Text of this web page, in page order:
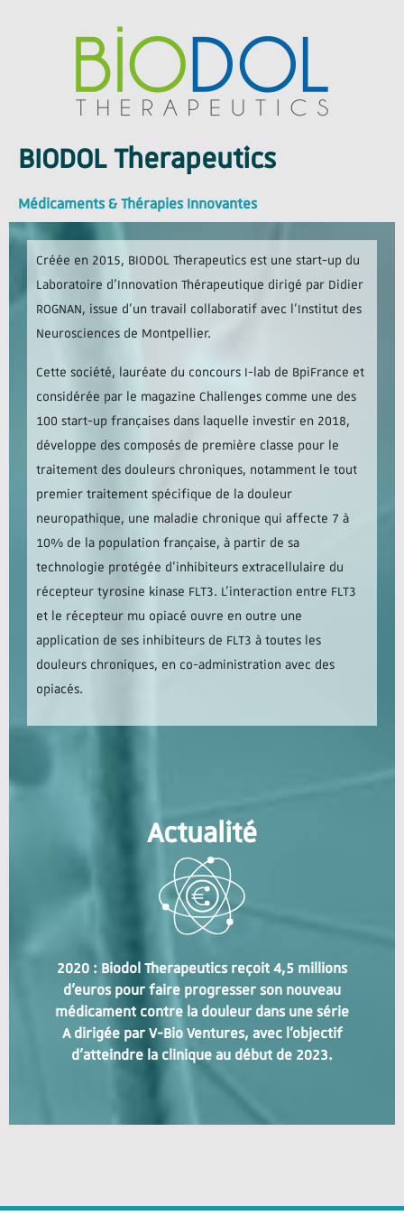
BIODOL Therapeutics
Médicaments & Thérapies Innovantes
Créée en 2015, BIODOL Therapeutics est une start-up du
Laboratoire d’Innovation Thérapeutique dirigé par Didier
ROGNAN, issue d’un travail collaboratif avec l’Institut des
Neurosciences de Montpellier.
Cette société, lauréate du concours I-lab de BpiFrance et
considérée par le magazine Challenges comme une des
100 start-up françaises dans laquelle investir en 2018,
développe des composés de première classe pour le
traitement des douleurs chroniques, notamment le tout
premier traitement spécifique de la douleur
neuropathique, une maladie chronique qui affecte 7 à
10% de la population française, à partir de sa
technologie protégée d’inhibiteurs extracellulaire du
récepteur tyrosine kinase FLT3. L’interaction entre FLT3
et le récepteur mu opiacé ouvre en outre une
application de ses inhibiteurs de FLT3 à toutes les
douleurs chroniques, en co-administration avec des
opiacés.
Actualité
2020 : Biodol Therapeutics reçoit 4,5 millions
d'euros pour faire progresser son nouveau
médicament contre la douleur dans une série
A dirigée par V-Bio Ventures, avec l'objectif
d'atteindre la clinique au début de 2023.